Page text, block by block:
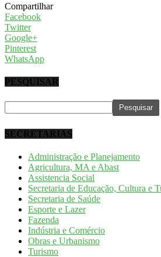
Compartilhar
Facebook
Twitter
Google+
Pinterest
WhatsApp
PESQUISAR
SECRETARIAS
Administração e Planejamento
Agricultura, MA e Abast
Assistencia Social
Secretaria de Educação, Cultura e
Secretaria de Saúde
Esporte e Lazer
Fazenda
Indústria e Comércio
Obras e Urbanismo
Turismo